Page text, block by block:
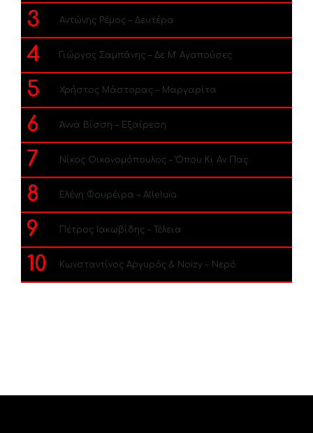
3 Αντώνης Ρέμος – Δευτέρα
4 Γιώργος Σαμπάνης – Δε Μ’ Αγαπούσες
5 Χρήστος Μάστορας – Μαργαρίτα
6 Άννα Βίσση – Εξαίρεση
7 Νίκος Οικονομόπουλος – Όπου Κι Αν Πας
8 Ελένη Φουρέιρα – Alleluia
9 Πέτρος Ιακωβίδης – Τέλεια
10 Κωνσταντίνος Αργυρός & Noizy – Νερό